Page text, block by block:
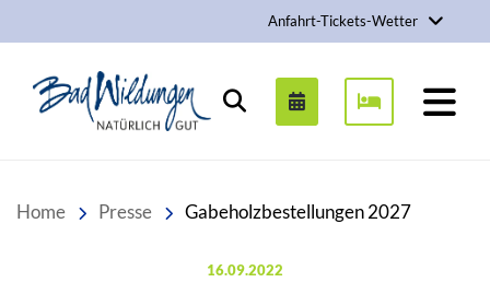
Anfahrt-Tickets-Wetter
Stadt Bad Wildungen
Suchen
Home Presse Gabeholzbestellungen 2027
Veröffentlicht am:
16.09.2022